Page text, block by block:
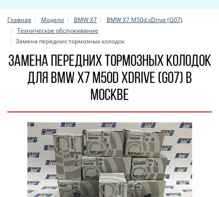
Главная Модели BMW X7
BMW X7 M50d xDrive (G07)
Техническое обслуживание
Замена передних тормозных колодок
Замена передних тормозных колодок
для BMW X7 M50d xDrive (G07) в
Москве